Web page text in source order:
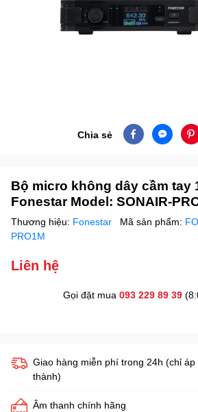
Chia sẻ
Bộ micro không dây cầm tay
Fonestar Model: SONAIR-
Thương hiệu: Fonestar Mã sản phẩm:
PRO1M
Liên hệ
Gọi đặt mua 093 229 89 39
Giao hàng miễn phí trong 24h (chỉ
thành)
Âm thanh chính hãng